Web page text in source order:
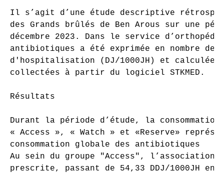
Il s’agit d’une étude descriptive
des Grands brûlés de Ben Arous sur une
décembre 2023. Dans le service
antibiotiques a été exprimée en nombre
d'hospitalisation (DJ/1000JH) et
collectées à partir du logiciel STKMED.
Résultats
Durant la période d’étude, la
« Access », « Watch » et «Reserve»
consommation globale des antibiotiques
Au sein du groupe "Access",
prescrite, passant de 54,33 DDJ/1000JH en